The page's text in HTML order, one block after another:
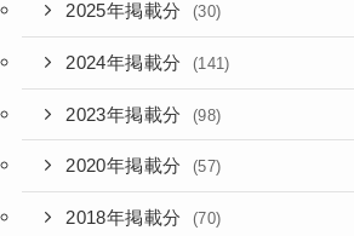
2025年掲載分 (30)
2024年掲載分 (141)
2023年掲載分 (98)
2020年掲載分 (57)
2018年掲載分 (70)